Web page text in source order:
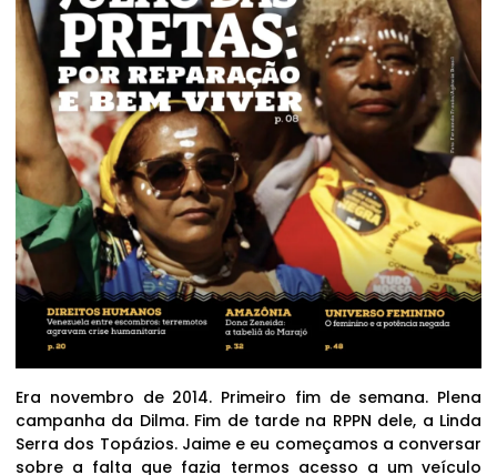
Era novembro de 2014. Primeiro fim de semana. Plena
campanha da Dilma. Fim de tarde na RPPN dele, a Linda
Serra dos Topázios. Jaime e eu começamos a conversar
sobre a falta que fazia termos acesso a um veículo